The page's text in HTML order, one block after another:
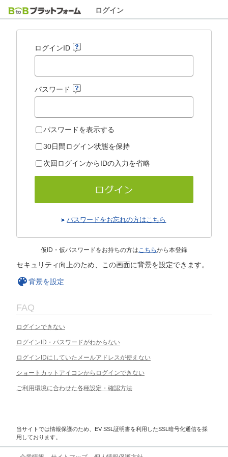
ログイン
ログインID
パスワード
パスワードを表示する
30日間ログイン状態を保持
次回ログインからIDの入力を省略
パスワードをお忘れの方はこちら
仮ID・仮パスワードをお持ちの方はこちらから本登録
セキュリティ向上のため、この画面に背景を設定できます。
背景を設定
FAQ
ログインできない
ログインID・パスワードがわからない
ログインIDにしていたメールアドレスが使えない
ショートカットアイコンからログインできない
ご利用環境に合わせた各種設定・確認方法
当サイトでは情報保護のため、EV SSL証明書を利用したSSL暗号化通信を採
用しております。